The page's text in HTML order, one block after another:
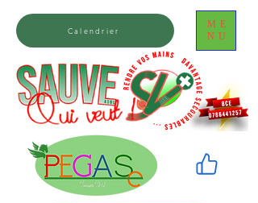
ME
NU
Calendrier